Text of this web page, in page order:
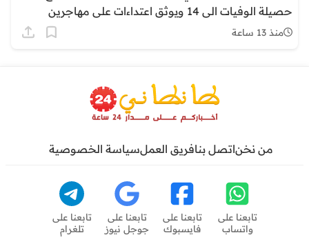
حصيلة الوفيات الى 14 ويوثق اعتداءات على مهاجرين
منذ 13 ساعة
من نخناتصل بنافريق العملسياسة الخصوصية
تابعنا على
واتساب
تابعنا على
فايسبوك
تابعنا على
جوجل نيوز
تابعنا على
تلغرام